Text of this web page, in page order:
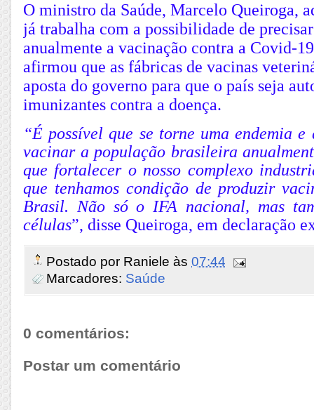
O ministro da Saúde, Marcelo Queiroga,
já trabalha com a possibilidade de
anualmente a vacinação contra a Covid-
afirmou que as fábricas de vacinas
aposta do governo para que o país seja
imunizantes contra a doença.
“É possível que se torne uma endemia e
vacinar a população brasileira
que fortalecer o nosso complexo
que tenhamos condição de produzir
Brasil. Não só o IFA nacional, mas
células”, disse Queiroga, em declaração
Postado por Raniele às 07:44
Marcadores: Saúde
0 comentários:
Postar um comentário